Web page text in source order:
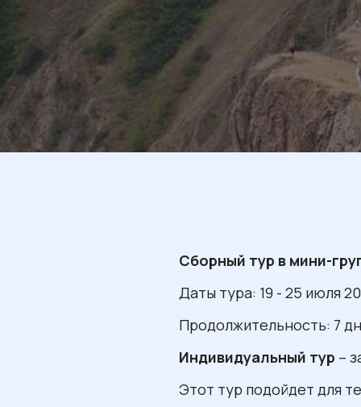
Сборный тур в мини-
Даты тура: 19 - 25 июля
Продолжительность: 7
Индивидуальный тур –
Этот тур подойдет для